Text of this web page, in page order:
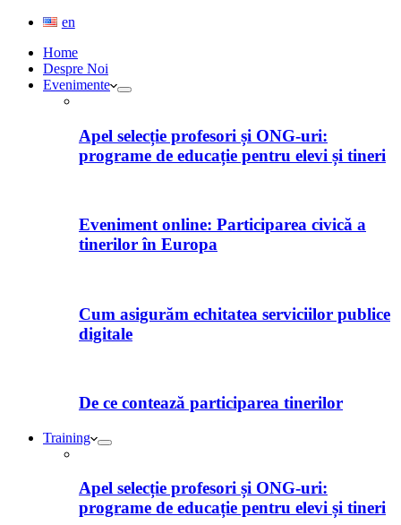
en
Home
Despre Noi
Evenimente
Apel selecție profesori și ONG-uri:
programe de educație pentru elevi și tineri
Eveniment online: Participarea civică a
tinerilor în Europa
Cum asigurăm echitatea serviciilor publice
digitale
De ce contează participarea tinerilor
Training
Apel selecție profesori și ONG-uri:
programe de educație pentru elevi și tineri